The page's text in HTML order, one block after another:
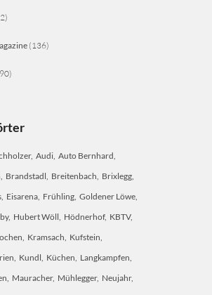
(136)
Audi Auto Bernhard
Brandstadl Breitenbach Brixlegg
Eisarena Frühling Goldener Löwe
Hubert Wöll Hödnerhof KBTV
Kramsach Kufstein
Kundl Küchen Langkampfen
Mauracher Mühlegger Neujahr